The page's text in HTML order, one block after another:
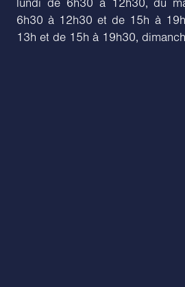
lundi de 6h30 à 12h30, du
6h30 à 12h30 et de 15h à
13h et de 15h à 19h30,